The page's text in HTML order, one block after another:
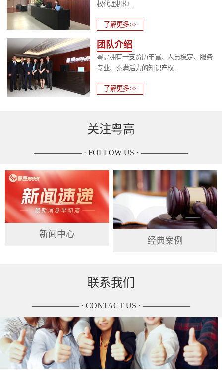
权代理机构...
了解更多>>
团队介绍
粤高拥有一支资历丰富、人员稳定、服务
专业、充满活力的知识产权...
了解更多>>
关注粤高
—————— · FOLLOW US · ——————
新闻中心
经典案例
联系我们
—————— · CONTACT US · ——————